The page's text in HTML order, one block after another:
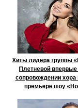
Хиты лидера группы
Плетневой впервые
сопровождении хора
премьере шоу